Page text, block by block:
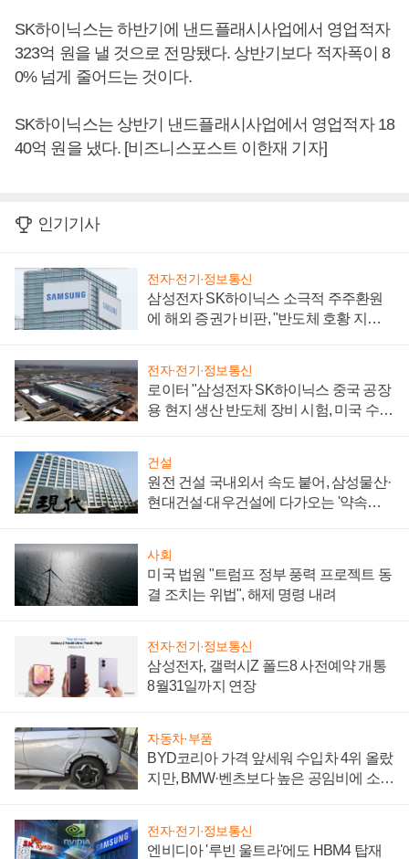
SK하이닉스는 하반기에 낸드플래시사업에서 영업적자
323억 원을 낼 것으로 전망됐다. 상반기보다 적자폭이 8
0% 넘게 줄어드는 것이다.
SK하이닉스는 상반기 낸드플래시사업에서 영업적자 18
40억 원을 냈다. [비즈니스포스트 이한재 기자]
인기기사
전자·전기·정보통신
삼성전자 SK하이닉스 소극적 주주환원
에 해외 증권가 비판, "반도체 호황 지속
전자·전기·정보통신
로이터 "삼성전자 SK하이닉스 중국 공장
용 현지 생산 반도체 장비 시험, 미국 수출
건설
원전 건설 국내외서 속도 붙어, 삼성물산·
현대건설·대우건설에 다가오는 '약속의
사회
미국 법원 "트럼프 정부 풍력 프로젝트 동
결 조치는 위법", 해제 명령 내려
전자·전기·정보통신
삼성전자, 갤럭시Z 폴드8 사전예약 개통
8월31일까지 연장
자동차·부품
BYD코리아 가격 앞세워 수입차 4위 올랐
지만, BMW·벤츠보다 높은 공임비에 소비
전자·전기·정보통신
엔비디아 '루빈 울트라'에도 HBM4 탑재